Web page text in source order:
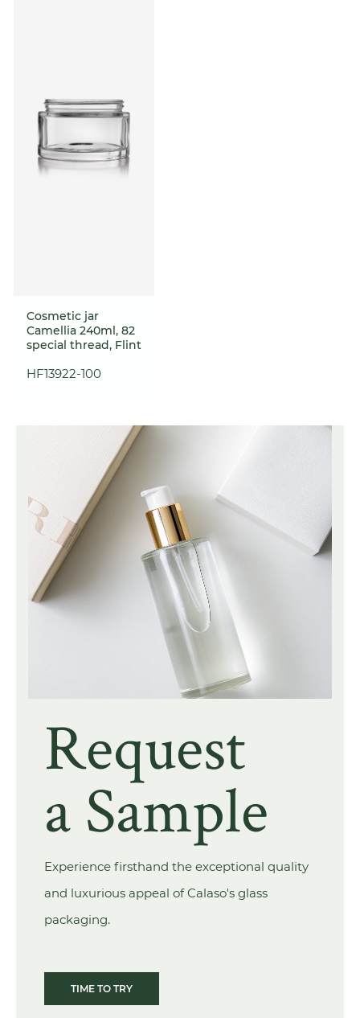
Cosmetic jar
Camellia 240ml, 82
special thread, Flint
HF13922-100
Request
a Sample
Experience firsthand the exceptional quality
and luxurious appeal of Calaso's glass
packaging.
TIME TO TRY